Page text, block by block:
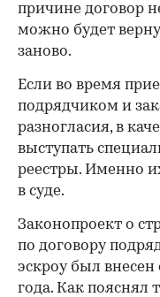
причине договор
можно будет
заново.
Если во время
подрядчиком и
разногласия, в
выступать
реестры. Именно
в суде.
Законопроект о
по договору
эскроу был внесен
года. Как пояснял